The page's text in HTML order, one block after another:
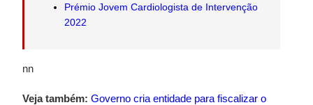
Prémio Jovem Cardiologista de Intervenção
2022
nn
Veja também: Governo cria entidade para fiscalizar o